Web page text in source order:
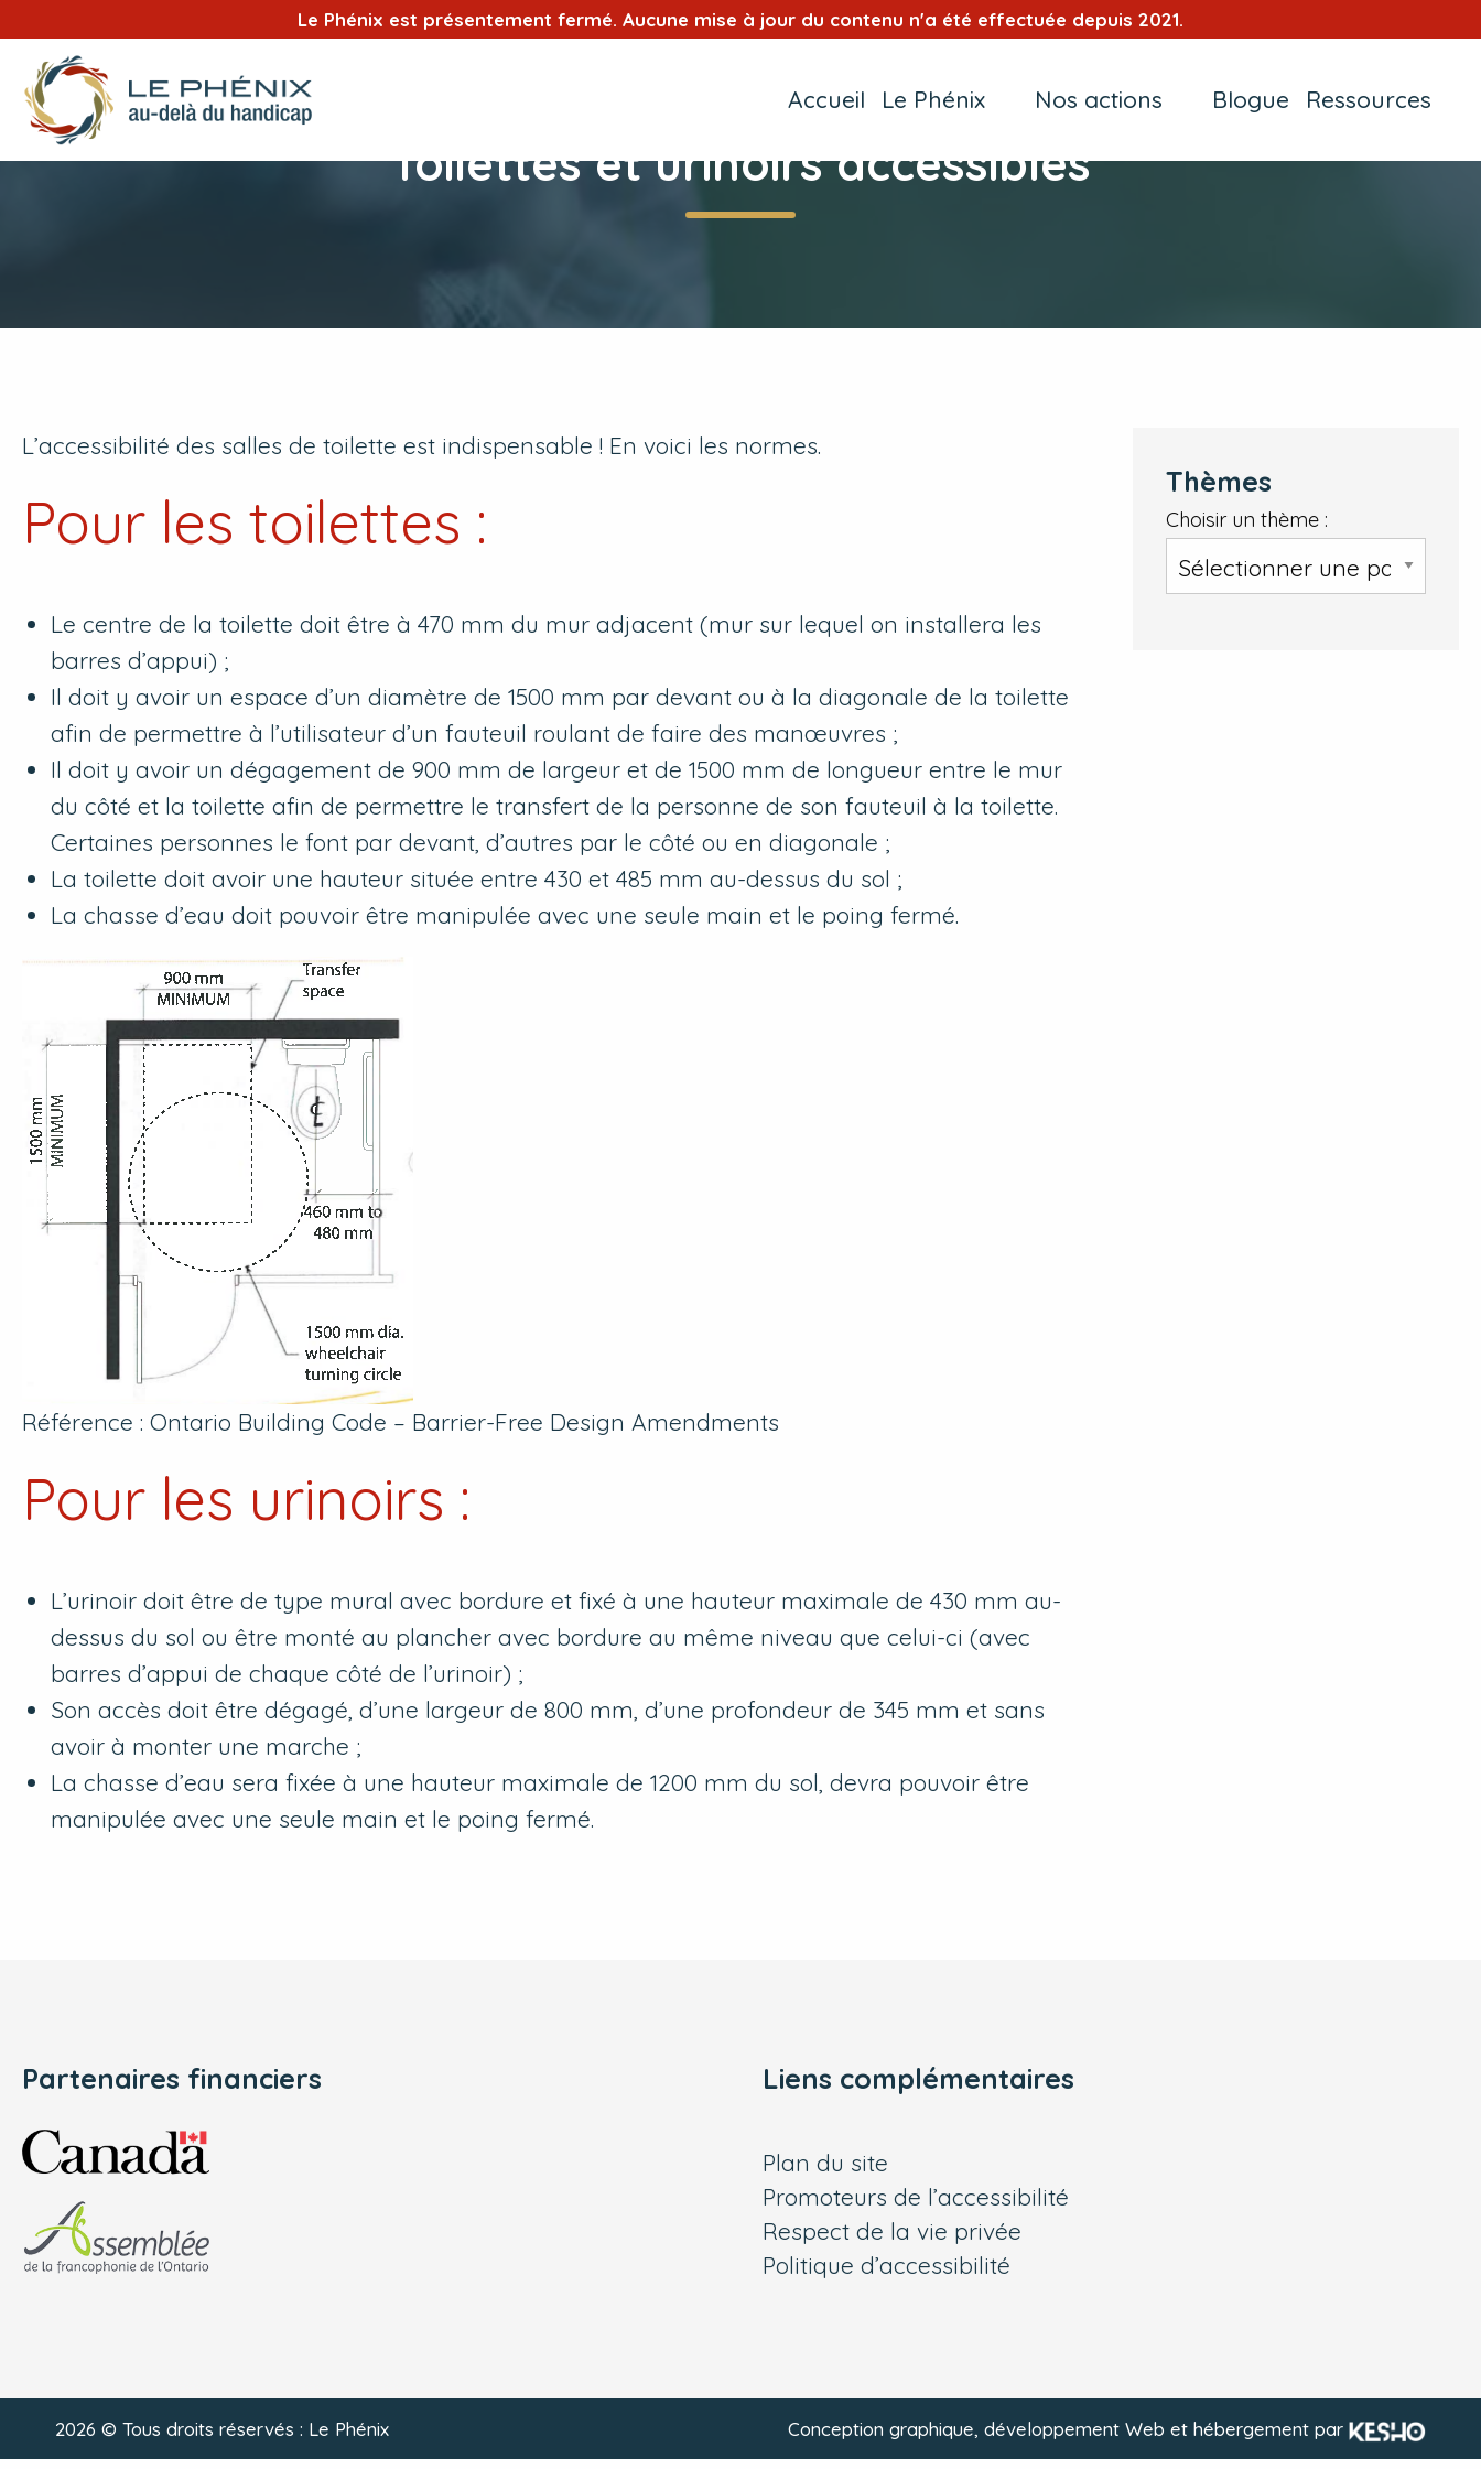
Le Phénix est présentement fermé. Aucune mise à jour du contenu n'a été effectuée depuis 2021.
Accueil Le Phénix Nos actions Blogue Ressources
Toilettes et urinoirs accessibles
L’accessibilité des salles de toilette est indispensable ! En voici les normes.
Pour les toilettes :
Le centre de la toilette doit être à 470 mm du mur adjacent (mur sur lequel on installera les
barres d’appui) ;
Il doit y avoir un espace d’un diamètre de 1500 mm par devant ou à la diagonale de la toilette
afin de permettre à l’utilisateur d’un fauteuil roulant de faire des manœuvres ;
Il doit y avoir un dégagement de 900 mm de largeur et de 1500 mm de longueur entre le mur
du côté et la toilette afin de permettre le transfert de la personne de son fauteuil à la toilette.
Certaines personnes le font par devant, d’autres par le côté ou en diagonale ;
La toilette doit avoir une hauteur située entre 430 et 485 mm au-dessus du sol ;
La chasse d’eau doit pouvoir être manipulée avec une seule main et le poing fermé.
Référence : Ontario Building Code – Barrier-Free Design Amendments
Pour les urinoirs :
L’urinoir doit être de type mural avec bordure et fixé à une hauteur maximale de 430 mm au-
dessus du sol ou être monté au plancher avec bordure au même niveau que celui-ci (avec
barres d’appui de chaque côté de l’urinoir) ;
Son accès doit être dégagé, d’une largeur de 800 mm, d’une profondeur de 345 mm et sans
avoir à monter une marche ;
La chasse d’eau sera fixée à une hauteur maximale de 1200 mm du sol, devra pouvoir être
manipulée avec une seule main et le poing fermé.
Thèmes
Choisir un thème :
Partenaires financiers Liens complémentaires
Plan du site
Promoteurs de l’accessibilité
Respect de la vie privée
Politique d’accessibilité
2026 © Tous droits réservés : Le Phénix Conception graphique, développement Web et hébergement par